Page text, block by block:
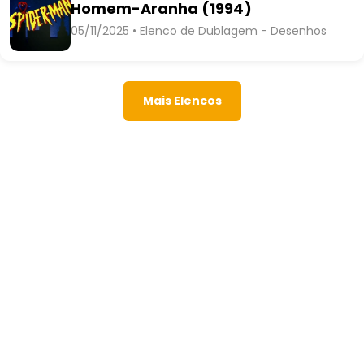
Homem-Aranha (1994)
05/11/2025 • Elenco de Dublagem - Desenhos
Mais Elencos